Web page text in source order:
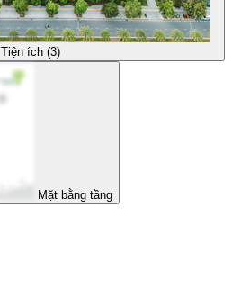
Tiện ích (3)
Mặt bằng tầng